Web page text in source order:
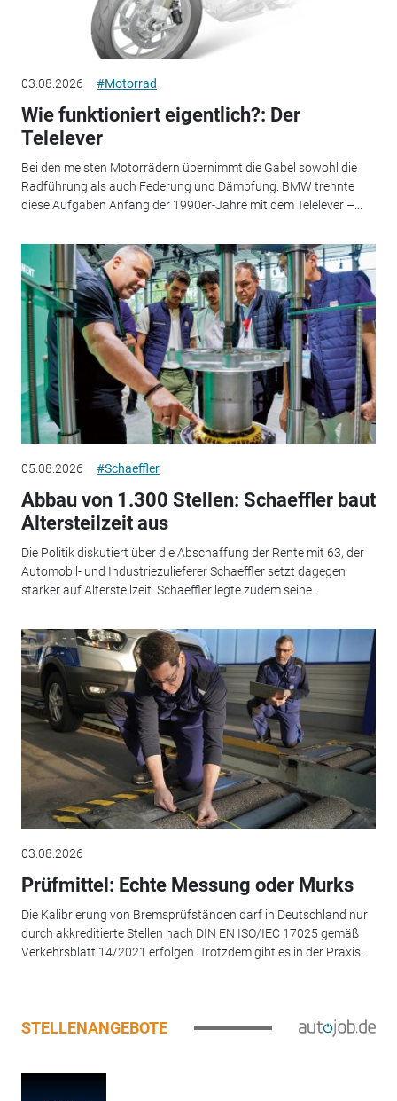
03.08.2026 #Motorrad
Wie funktioniert eigentlich?: Der
Telelever
Bei den meisten Motorrädern übernimmt die Gabel sowohl die
Radführung als auch Federung und Dämpfung. BMW trennte
diese Aufgaben Anfang der 1990er-Jahre mit dem Telelever –...
05.08.2026 #Schaeffler
Abbau von 1.300 Stellen: Schaeffler baut
Altersteilzeit aus
Die Politik diskutiert über die Abschaffung der Rente mit 63, der
Automobil- und Industriezulieferer Schaeffler setzt dagegen
stärker auf Altersteilzeit. Schaeffler legte zudem seine...
03.08.2026
Prüfmittel: Echte Messung oder Murks
Die Kalibrierung von Bremsprüfständen darf in Deutschland nur
durch akkreditierte Stellen nach DIN EN ISO/IEC 17025 gemäß
Verkehrsblatt 14/2021 erfolgen. Trotzdem gibt es in der Praxis...
STELLENANGEBOTE